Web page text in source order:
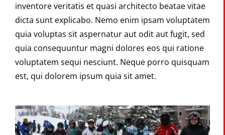
inventore veritatis et quasi architecto beatae vitae
dicta sunt explicabo. Nemo enim ipsam voluptatem
quia voluptas sit aspernatur aut odit aut fugit, sed
quia consequuntur magni dolores eos qui ratione
voluptatem sequi nesciunt. Neque porro quisquam
est, qui dolorem ipsum quia sit amet.